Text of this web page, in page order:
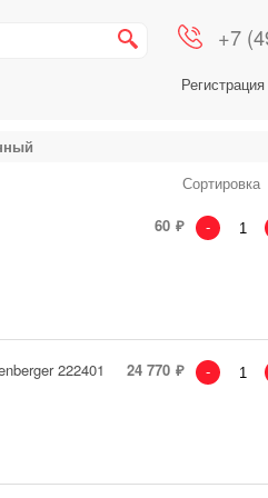
+7
Регистрация
Сортировка
60
-
222401 24 770 -